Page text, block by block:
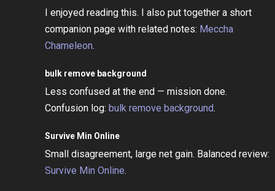
I enjoyed reading this. I also put together a short
companion page with related notes: Meccha
Chameleon.
bulk remove background
Less confused at the end — mission done.
Confusion log: bulk remove background.
Survive Min Online
Small disagreement, large net gain. Balanced review:
Survive Min Online.